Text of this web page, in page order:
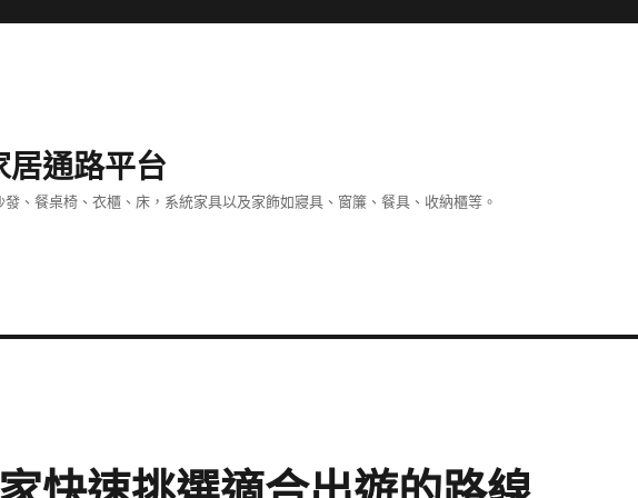
居通路平台
、餐桌椅、衣櫃、床，系統家具以及家飾如寢具、窗簾、餐具、收納櫃等。